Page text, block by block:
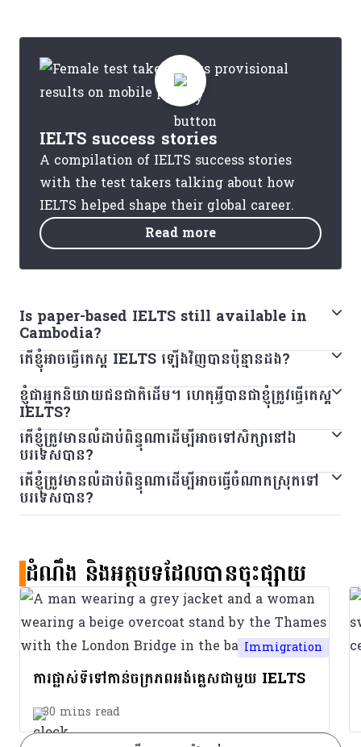
IELTS success stories
A compilation of IELTS success stories
with the test takers talking about how
IELTS helped shape their global career.
Read more
Is paper-based IELTS still available in
Cambodia?
No. Paper-based IELTS is no longer available in
Cambodia from 1 February 2026. All IELTS tests
in Cambodia are now delivered as IELTS on
Computer.
តើខ្ញុំអាចធ្វើតេស្ត IELTS ឡើងវិញបានប៉ុន្មានដង?
មិនមានដែនកំណត់លើចំនួនដងដែលអ្នកអាចធ្វើតេស្ត IELTS ឡើង
វិញទេ។ យើងណែនាំឱ្យអ្នកធ្វើការសិក្សា និងការត្រៀមបន្ថែម មុនពេល
ធ្វើតេស្ត IELTS ម្តងទៀត។ មជ្ឈមណ្ឌលធ្វើតេស្តខ្លះផ្តល់វគ្គត្រៀម
និងថ្នាក់ភាសា។ សម្រាប់ព័ត៌មានបន្ថែម សូមទាក់ទងមជ្ឈមណ្ឌលធ្វើ
តេស្តក្នុងតំបន់របស់អ្នក។
ខ្ញុំជាអ្នកនិយាយជនជាតិដើម។ ហេតុអ្វីបានជាខ្ញុំត្រូវធ្វើតេស្ត
IELTS?
IELTS អាចជាតម្រូវការសម្រាប់ការចូលរៀនវគ្គសិក្សាដែលអ្នកចង់
រៀននៅក្នុងស្ថាប័នអប់រំ។ វាក៏ត្រូវបានប្រើនៅក្នុងប្រទេសជាច្រើនដែល
ជាផ្នែកមួយនៃការវាយតម្លៃការធ្វើចំណាកស្រុករបស់ពួកគេ។ ប្រសិនបើ
អ្នកមិនច្បាស់ពីមូលហេតុដែលអ្នកត្រូវការធ្វើតេស្ត IELTS ឬអំពីពិន្ទុ
នឹងអាចផ្តល់ព័ត៌មានបន្ថែមទៀតរួមទាំងថាតើអ្នកនិយាយជាជនជាតិដើម
ត្រូវការបំពេញតេស្ត IELTS ដែរឬទេ។ ទោះបីភាសាអង់គ្លេសជាភាសា
ចម្បងរបស់អ្នកក៏ដោយ អ្នកនៅតែត្រូវត្រៀមសម្រាប់ការធ្វើតេស្ត។
តើខ្ញុំត្រូវមានលំដាប់ពិន្ទុណាដើម្បីអាចទៅសិក្សានៅឯ
បរទេសបាន?
លំដាប់ពិន្ទុដែលអ្នកត្រូវការដើម្បីទៅសិក្សានៅបរទេសត្រូវបានកំណត់
ដោយស្ថាប័នដែលអ្នកកំពុងដាក់ពាក្យ និងមិនមែនដោយ IELTS ទេ។
ប្រសិនបើអ្នកមិនប្រាកដថា តើអ្នកត្រូវការលំដាប់ពិន្ទុណាមួយដើម្បីអាច
ដាក់ពាក្យចូលរៀនក្នុងវគ្គសិក្សាដែលអ្នកចង់រៀន សូមចូលមើលទំព័រ
ស្តីពីស្ថាប័នដែលទទួលស្គាល់តេស្ត IELTSឆែកពីរដងជាមួយស្ថាប័ន
ដែលអ្នកចង់ដាក់ពាក្យទៅ។
តើខ្ញុំត្រូវមានលំដាប់ពិន្ទុណាដើម្បីអាចធ្វើចំណាកស្រុកទៅ
បរទេសបាន?
IELTSដើម្បីមើលថាតើលំដាប់ពិន្ទុណាដែលអ្នកត្រូវការ។
ដំណឹង និងអត្ថបទដែលបានចុះផ្សាយ
Immigration
ការផ្លាស់ទីទៅកាន់ចក្រភពអង់គ្លេសជាមួយ IELTS
30 mins read